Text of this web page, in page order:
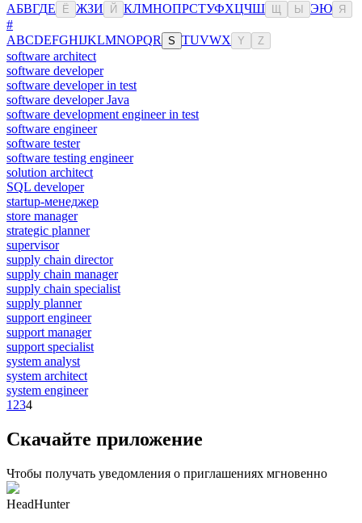
АБВГДЕ Ё ЖЗИ Й КЛМНОПРСТУФХЦЧШ Ы ЭЮ Я
#
ABCDEFGHIJKLMNOPQR S TUVWX Y Z
software architect
software developer
software developer in test
software developer Java
software development engineer in test
software engineer
software tester
software testing engineer
solution architect
SQL developer
startup-менеджер
store manager
strategic planner
supervisor
supply chain director
supply chain manager
supply chain specialist
supply planner
support engineer
support manager
support specialist
system analyst
system architect
system engineer
1 234
Скачайте приложение
Чтобы получать уведомления о приглашениях мгновенно
HeadHunter